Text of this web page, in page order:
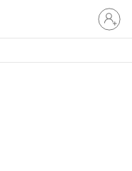
Sign
in
to
account